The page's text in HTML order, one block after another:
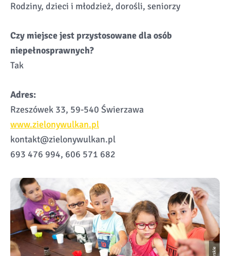
Rodziny, dzieci i młodzież, dorośli, seniorzy
Czy miejsce jest przystosowane dla osób
niepełnosprawnych?
Tak
Adres:
Rzeszówek 33, 59-540 Świerzawa
www.zielonywulkan.pl
kontakt@zielonywulkan.pl
693 476 994, 606 571 682